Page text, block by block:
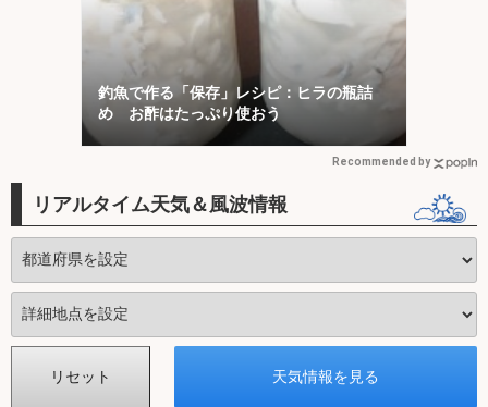
釣魚で作る「保存」レシピ：ヒラの瓶詰
め お酢はたっぷり使おう
Recommended by
リアルタイム天気＆風波情報